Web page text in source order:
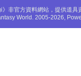
非官方資料網站，提供道
World. 2005-2026,